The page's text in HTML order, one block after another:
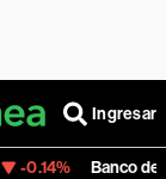
Ingresar
de Bogota